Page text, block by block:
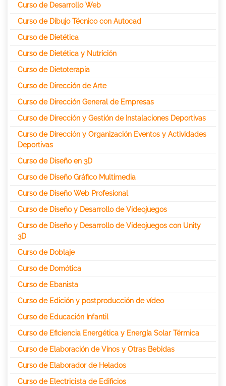
Curso de Desarrollo Web
Curso de Dibujo Técnico con Autocad
Curso de Dietética
Curso de Dietética y Nutrición
Curso de Dietoterapia
Curso de Dirección de Arte
Curso de Dirección General de Empresas
Curso de Dirección y Gestión de Instalaciones Deportivas
Curso de Dirección y Organización Eventos y Actividades
Deportivas
Curso de Diseño en 3D
Curso de Diseño Gráfico Multimedia
Curso de Diseño Web Profesional
Curso de Diseño y Desarrollo de Videojuegos
Curso de Diseño y Desarrollo de Videojuegos con Unity
3D
Curso de Doblaje
Curso de Domótica
Curso de Ebanista
Curso de Edición y postproducción de vídeo
Curso de Educación Infantil
Curso de Eficiencia Energética y Energía Solar Térmica
Curso de Elaboración de Vinos y Otras Bebidas
Curso de Elaborador de Helados
Curso de Electricista de Edificios